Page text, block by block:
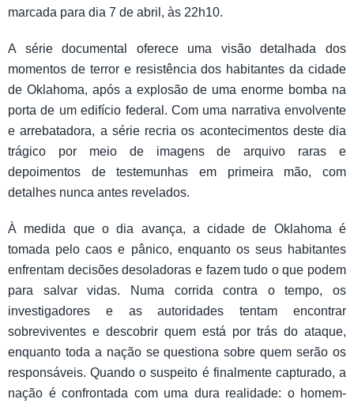
marcada para dia 7 de abril, às 22h10.
A série documental oferece uma visão detalhada dos
momentos de terror e resistência dos habitantes da cidade
de Oklahoma, após a explosão de uma enorme bomba na
porta de um edifício federal. Com uma narrativa envolvente
e arrebatadora, a série recria os acontecimentos deste dia
trágico por meio de imagens de arquivo raras e
depoimentos de testemunhas em primeira mão, com
detalhes nunca antes revelados.
À medida que o dia avança, a cidade de Oklahoma é
tomada pelo caos e pânico, enquanto os seus habitantes
enfrentam decisões desoladoras e fazem tudo o que podem
para salvar vidas. Numa corrida contra o tempo, os
investigadores e as autoridades tentam encontrar
sobreviventes e descobrir quem está por trás do ataque,
enquanto toda a nação se questiona sobre quem serão os
responsáveis. Quando o suspeito é finalmente capturado, a
nação é confrontada com uma dura realidade: o homem-